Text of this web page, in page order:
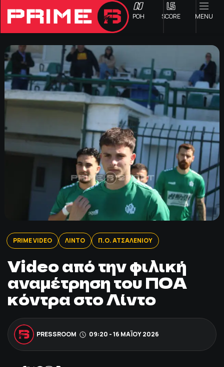
ΡΟΗ SCORE MENU
ΟΦΗ
Α1 ΕΠΣΗ
Β1 ΕΠΣΗ
ΠΟΔΟΣΦΑΙΡΟ
ΑΛΛΑ ΣΠΟΡ
PRIME ZONE
ΕΠΙΚΑΙΡΟΤΗΤΑ
ΠΡΟΓΡΑΜΜΑ
PRIME VIDEO ΛΙΝΤΟ Π.Ο. ΑΤΣΑΛΕΝΙΟΥ
Video από την φιλική
αναμέτρηση του ΠΟΑ
κόντρα στο Λίντο
PRESSROOM 09:20 - 16 ΜΑΪ́ΟΥ 2026